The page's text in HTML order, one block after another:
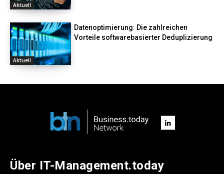
Aktuell
Aktuell
Datenoptimierung: Die zahlreichen
Vorteile softwarebasierter Deduplizierung
Über IT-Management.today